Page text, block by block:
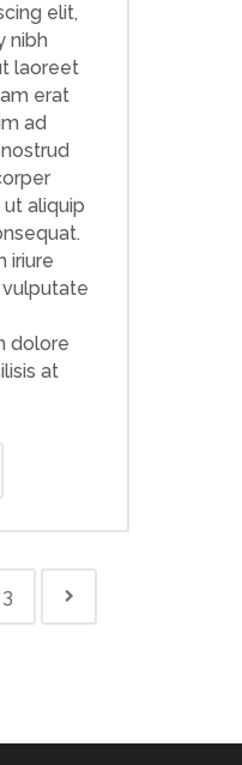
elit,
nibh
laoreet
erat
ad
aliquip
iriure
vulputate
dolore
at
3